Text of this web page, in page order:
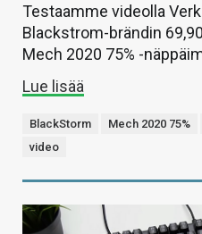
Testaamme videolla
Blackstrom-brändin
Mech 2020 75% -
Lue lisää
BlackStorm Mech 2020 75%
video